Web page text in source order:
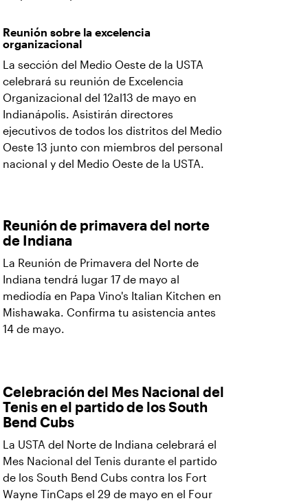
Reunión sobre la excelencia
organizacional
La sección del Medio Oeste de la USTA
celebrará su reunión de Excelencia
Organizacional del 12al13 de mayo en
Indianápolis. Asistirán directores
ejecutivos de todos los distritos del Medio
Oeste 13 junto con miembros del personal
nacional y del Medio Oeste de la USTA.
Reunión de primavera del norte
de Indiana
La Reunión de Primavera del Norte de
Indiana tendrá lugar 17 de mayo al
mediodía en Papa Vino's Italian Kitchen en
Mishawaka. Confirma tu asistencia antes
14 de mayo.
Celebración del Mes Nacional del
Tenis en el partido de los South
Bend Cubs
La USTA del Norte de Indiana celebrará el
Mes Nacional del Tenis durante el partido
de los South Bend Cubs contra los Fort
Wayne TinCaps el 29 de mayo en el Four